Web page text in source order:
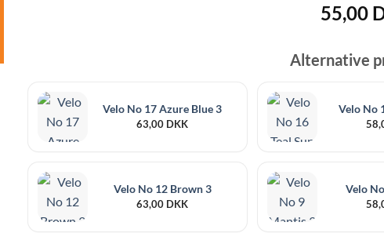
55,00
Alternative
Velo No 17 Azure Blue 3
63,00 DKK
Velo No
Velo No 12 Brown 3
63,00 DKK
Velo